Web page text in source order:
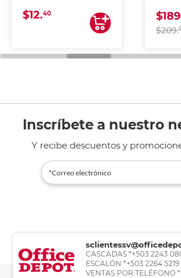
$12.40
$209.
Inscríbete a nuestro
Y recibe descuentos y
CASCADAS *+503 2243
ESCALÓN *+503 2264
VENTAS POR TELÉFONO